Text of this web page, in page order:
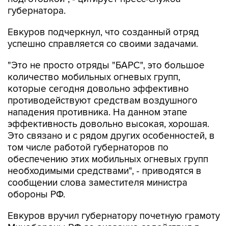
Евкуров подчеркнул, что созданный отряд
"Это не просто отряды "БАРС", это большое
которые сегодня довольно эффективно
противодействуют средствам воздушного
нападения противника. На данном этапе
эффективность довольно высокая, хорошая.
Это связано и с рядом других особенностей, в
том числе работой губернаторов по
обеспечению этих мобильных огневых групп
необходимыми средствами", - приводятся в
сообщении слова заместителя министра
обороны РФ.
Евкуров вручил губернатору почетную грамоту
решении задач, возложенных на ВС РФ.